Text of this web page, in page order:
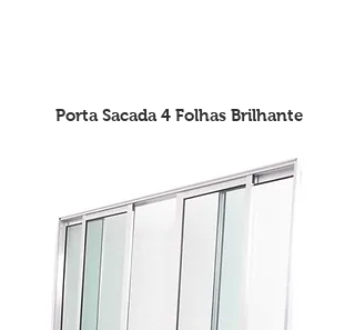
Porta Sacada 4 Folhas Brilhante